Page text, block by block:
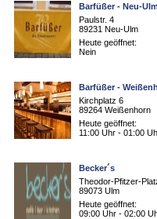
Barfüßer - Neu-
Paulstr. 4
89231 Neu-Ulm
Heute geöffnet:
Nein
Barfüßer -
Kirchplatz 6
89264 Weißenhorn
Heute geöffnet:
11:00 Uhr - 01:00
Becker´s
Theodor-Pfitzer-
89073 Ulm
Heute geöffnet:
09:00 Uhr - 02:00